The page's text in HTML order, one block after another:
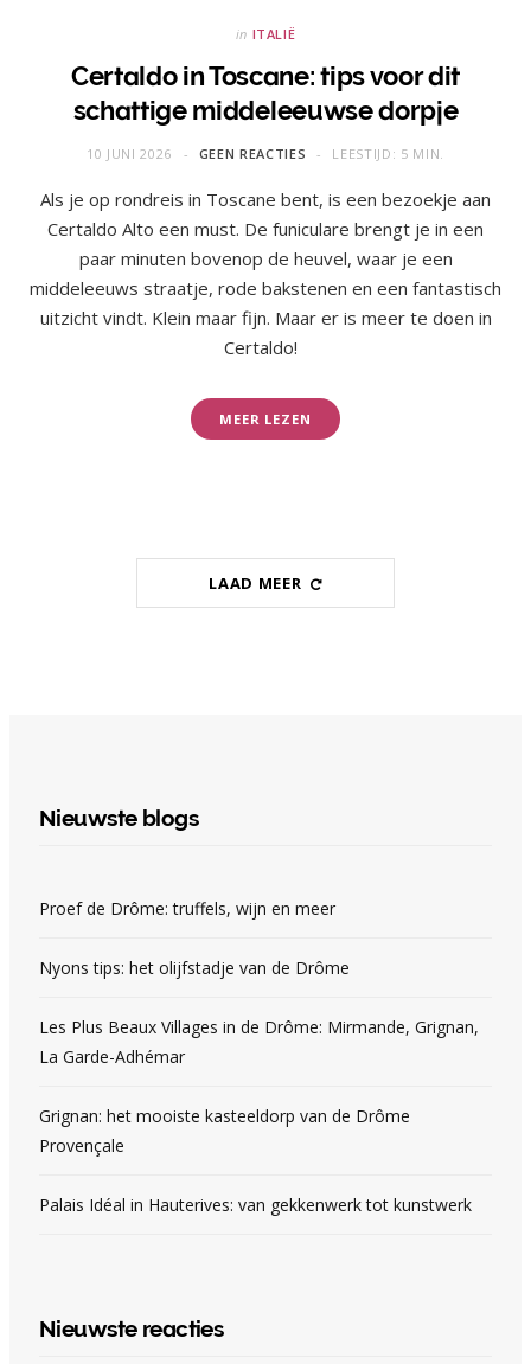
in ITALIË
Certaldo in Toscane: tips voor dit
schattige middeleeuwse dorpje
10 JUNI 2026 GEEN REACTIES LEESTIJD: 5 MIN.
Als je op rondreis in Toscane bent, is een bezoekje aan
Certaldo Alto een must. De funiculare brengt je in een
paar minuten bovenop de heuvel, waar je een
middeleeuws straatje, rode bakstenen en een fantastisch
uitzicht vindt. Klein maar fijn. Maar er is meer te doen in
Certaldo!
MEER LEZEN
LAAD MEER
Nieuwste blogs
Proef de Drôme: truffels, wijn en meer
Nyons tips: het olijfstadje van de Drôme
Les Plus Beaux Villages in de Drôme: Mirmande, Grignan,
La Garde-Adhémar
Grignan: het mooiste kasteeldorp van de Drôme
Provençale
Palais Idéal in Hauterives: van gekkenwerk tot kunstwerk
Nieuwste reacties